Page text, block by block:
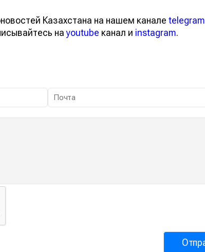
Казахстана на нашем канале telegram
наyoutube канал и instagram.